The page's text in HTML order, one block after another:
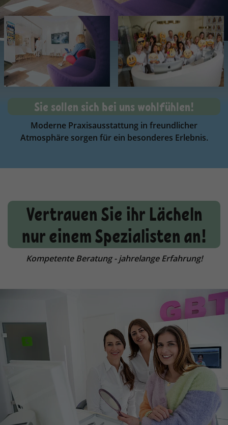
Sie sollen sich bei uns wohlfühlen!
Moderne Praxisausstattung in freundlicher
Atmosphäre sorgen für ein besonderes Erlebnis.
Vertrauen Sie ihr Lächeln
nur einem Spezialisten an!
Kompetente Beratung - jahrelange Erfahrung!